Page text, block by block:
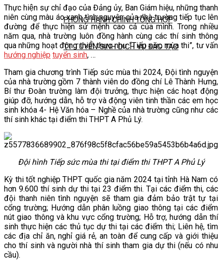
PHÒNG HÀNH CHÍNH TỔNG HỢP
TT TUYỂN SINH DỊCH VỤ ĐÀO TẠO
NGHIÊN CỨU KHOA HỌC
VĂN BẢN
Thực hiện sự chỉ đạo của Đảng ủy, Ban Giám hiệu, những thanh
niên cùng màu áo xanh tình nguyện của nhà trường tiếp tục lên
đường để thực hiện sứ mệnh cao cả của mình. Trong nhiều
năm qua, nhà trường luôn đồng hành cùng các thí sinh thông
qua những hoạt động thiết thực như “Tiếp sức mùa thi”, tư vấn
hướng nghiệp tuyển sinh, …
Tham gia chương trình Tiếp sức mùa thi 2024, Đội tình nguyện
của nhà trường gồm 7 thành viên do đồng chí Lê Thành Hưng,
Bí thư Đoàn trường làm đội trưởng, thực hiện các hoạt động
giúp đỡ, hướng dẫn, hỗ trợ và động viên tinh thần các em học
sinh khóa 4- Hệ Văn hóa – Nghề của nhà trường cũng như các
thí sinh khác tại điểm thi THPT A Phủ Lý.
Đội hình Tiếp sức mùa thi tại điểm thi THPT A Phủ Lý
Kỳ thi tốt nghiệp THPT quốc gia năm 2024 tại tỉnh Hà Nam có
hơn 9.600 thí sinh dự thi tại 23 điểm thi. Tại các điểm thi, các
đội thanh niên tình nguyện sẽ tham gia đảm bảo trật tự tại
cổng trường; Hướng dẫn phân luồng giao thông tại các điểm
nút giao thông và khu vực cổng trường; Hỗ trợ, hướng dẫn thí
sinh thực hiện các thủ tục dự thi tại các điểm thi; Liên hệ, tìm
các địa chỉ ăn, nghỉ giá rẻ, an toàn để cung cấp và giới thiệu
cho thí sinh và người nhà thí sinh tham gia dự thi (nếu có nhu
cầu).